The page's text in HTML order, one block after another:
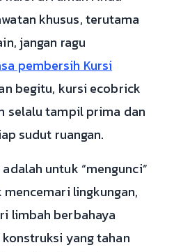
khusus, terutama
jangan ragu
pembersih Kursi
begitu, kursi ecobrick
selalu tampil prima dan
sudut ruangan.
untuk “mengunci”
lingkungan,
limbah berbahaya
yang tahan